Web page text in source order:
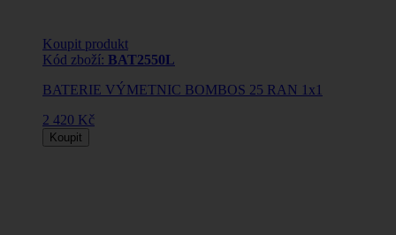
Koupit produkt
Kód zboží: BAT2550L
BATERIE VÝMETNIC BOMBOS 25 RAN 1x1
2 420 Kč
Koupit